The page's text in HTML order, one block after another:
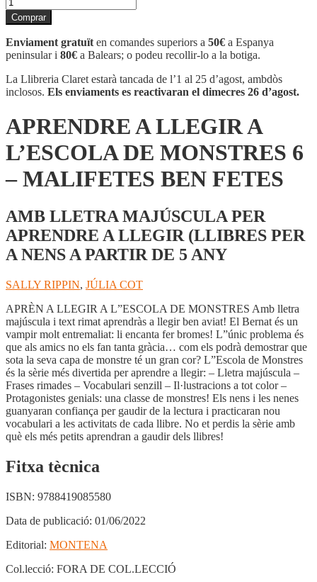
de
APRENDRE
A
LLEGIR
A
L'ESCOLA
DE
-
BEN
Comprar
Enviament gratuït en comandes superiors a 50€ a Espanya
peninsular i 80€ a Balears; o podeu recollir-lo a la botiga.
La Llibreria Claret estarà tancada de l’1 al 25 d’agost, ambdòs
inclosos. Els enviaments es reactivaran el dimecres 26 d’agost.
APRENDRE A LLEGIR A
L’ESCOLA DE MONSTRES 6
– MALIFETES BEN FETES
AMB LLETRA MAJÚSCULA PER
APRENDRE A LLEGIR (LLIBRES PER
A NENS A PARTIR DE 5 ANY
SALLY RIPPIN, JÚLIA COT
APRÈN A LLEGIR A L”ESCOLA DE MONSTRES Amb lletra
majúscula i text rimat aprendràs a llegir ben aviat! El Bernat és un
vampir molt entremaliat: li encanta fer bromes! L”únic problema és
que als amics no els fan tanta gràcia… com els podrà demostrar que
sota la seva capa de monstre té un gran cor? L”Escola de Monstres
és la sèrie més divertida per aprendre a llegir: – Lletra majúscula –
Frases rimades – Vocabulari senzill – Il·lustracions a tot color –
Protagonistes genials: una classe de monstres! Els nens i les nenes
guanyaran confiança per gaudir de la lectura i practicaran nou
vocabulari a les activitats de cada llibre. No et perdis la sèrie amb
què els més petits aprendran a gaudir dels llibres!
Fitxa tècnica
ISBN: 9788419085580
Data de publicació: 01/06/2022
Editorial: MONTENA
Col.lecció: FORA DE COL.LECCIÓ